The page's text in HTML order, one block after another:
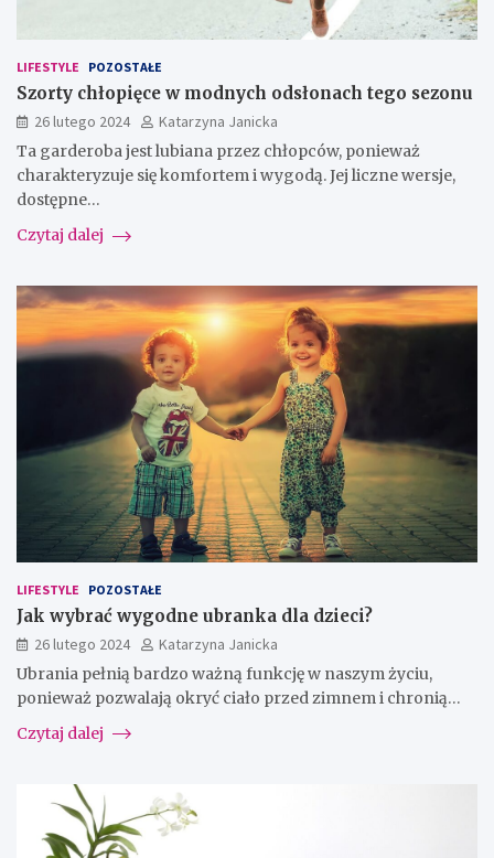
LIFESTYLE POZOSTAŁE
Szorty chłopięce w modnych odsłonach tego sezonu
26 lutego 2024
Katarzyna Janicka
Ta garderoba jest lubiana przez chłopców, ponieważ
charakteryzuje się komfortem i wygodą. Jej liczne wersje,
dostępne…
Czytaj dalej
LIFESTYLE POZOSTAŁE
Jak wybrać wygodne ubranka dla dzieci?
26 lutego 2024
Katarzyna Janicka
Ubrania pełnią bardzo ważną funkcję w naszym życiu,
ponieważ pozwalają okryć ciało przed zimnem i chronią…
Czytaj dalej